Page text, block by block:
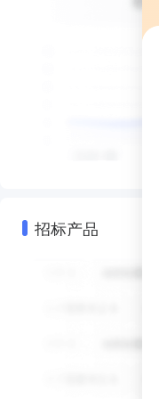
招标产品